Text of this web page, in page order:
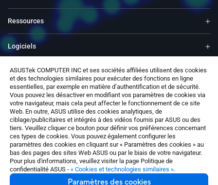
ASUSTek COMPUTER INC et ses sociétés affiliées utilisent des cookies
et des technologies similaires pour exécuter des fonctions en ligne
essentielles, par exemple en matière d’authentification et de sécurité.
Vous pouvez les désactiver en modifiant vos paramètres de cookies via
votre navigateur, mais cela peut affecter le fonctionnement de ce site
Web. En outre, ASUS utilise des cookies analytiques, de
ciblage/publicitaires et intégrés à des vidéos fournis par ASUS ou des
tiers. Veuillez cliquer ce bouton pour définir vos préférences concernant
ces types de cookies. Vous pouvez également configurer les
paramètres des cookies en cliquant sur « Paramètres des cookies » au
bas des pages des sites Web ASUS ou par le biais de votre navigateur.
Pour plus d'informations, veuillez visiter la page Politique de
confidentialité ASUS - « Cookies et technologies similaires ».
Paramètres des cookies
Ressources
Logiciels
Support
Services & Programmes
Nous contacter